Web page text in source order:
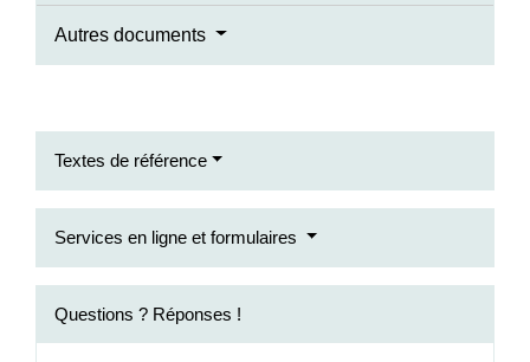
Autres documents
Textes de référence
Services en ligne et formulaires
Questions ? Réponses !